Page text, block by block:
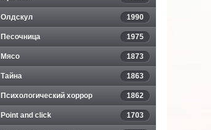
Олдскул 1990
Песочница 1975
Мясо 1873
Тайна 1863
Психологический хоррор 1862
Point and click 1703